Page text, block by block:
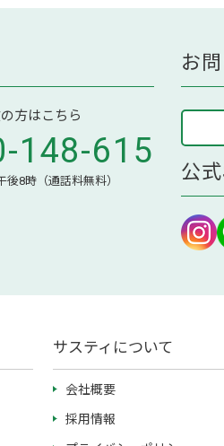
方はこちら
148-615
8時（通話料無料）
お
公
サスティについて
会社概要
採用情報